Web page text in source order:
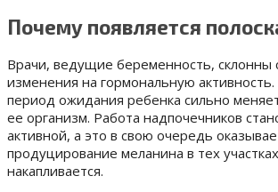
Почему появляется
Врачи, ведущие беременность, склонны
изменения на гормональную
период ожидания ребенка сильно
ее организм. Работа надпочечников
активной, а это в свою очередь
продуцирование меланина в тех
накапливается.